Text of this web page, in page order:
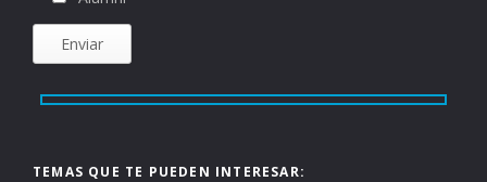
TEMAS QUE TE PUEDEN INTERESAR: